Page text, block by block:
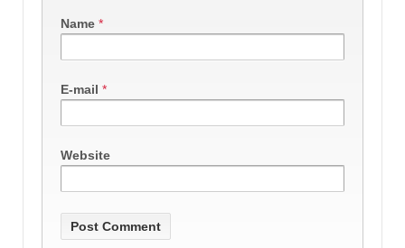
Name *
E-mail *
Website